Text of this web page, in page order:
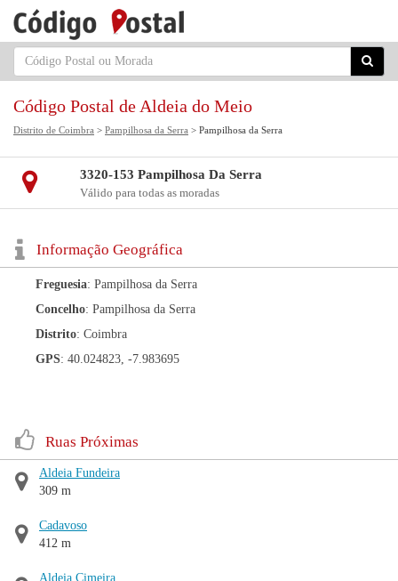
Código Postal de Aldeia do Meio
Distrito de Coimbra > Pampilhosa da Serra > Pampilhosa da Serra
3320-153 Pampilhosa Da Serra
Válido para todas as moradas
Informação Geográfica
Freguesia: Pampilhosa da Serra
Concelho: Pampilhosa da Serra
Distrito: Coimbra
GPS: 40.024823, -7.983695
Ruas Próximas
Aldeia Fundeira
309 m
Cadavoso
412 m
Aldeia Cimeira